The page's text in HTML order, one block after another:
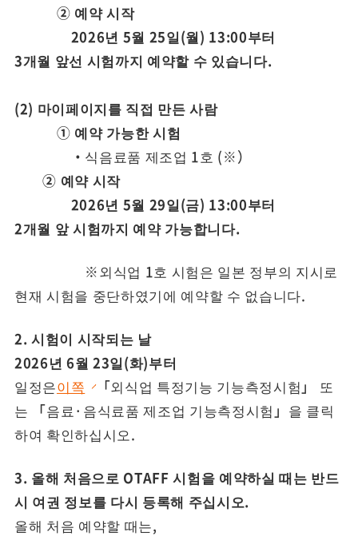
② 예약 시작
2026년 5월 25일(월) 13:00부터
3개월 앞선 시험까지 예약할 수 있습니다.
(2) 마이페이지를 직접 만든 사람
① 예약 가능한 시험
・식음료품 제조업 1호 (※）
② 예약 시작
2026년 5월 29일(금) 13:00부터
2개월 앞 시험까지 예약 가능합니다.
※외식업 1호 시험은 일본 정부의 지시로
현재 시험을 중단하였기에 예약할 수 없습니다.
2. 시험이 시작되는 날
2026년 6월 23일(화)부터
일정은이쪽
「외식업 특정기능 기능측정시험」 또
는 「음료·음식료품 제조업 기능측정시험」을 클릭
하여 확인하십시오.
3. 올해 처음으로 OTAFF 시험을 예약하실 때는 반드
시 여권 정보를 다시 등록해 주십시오.
올해 처음 예약할 때는,